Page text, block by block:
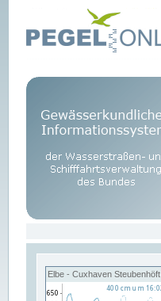
Elbe - Cuxhaven Steubenhöft